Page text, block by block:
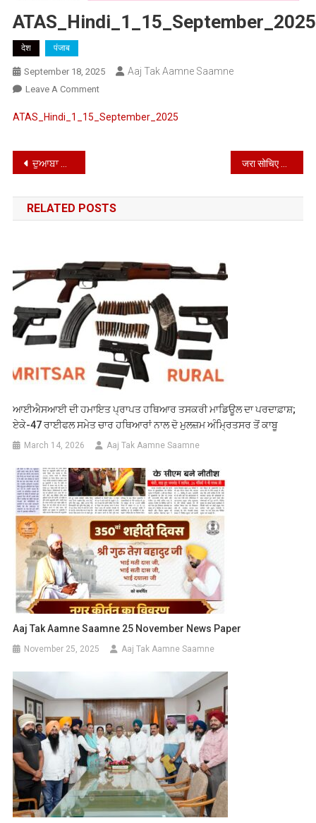
ATAS_Hindi_1_15_September_2025
देश पंजाब
September 18, 2025 Aaj Tak Aamne Saamne
Leave A CommentOn
ATAS_Hindi_1_15_September_2025
Post
navigation
ਦੁਆਬਾ ਖਾਲਸਾ ਸੈਂਟਰ ਦੇ ਖਿਡਾਰੀਆਂ ਨੇ ਬਹੁਤ ਵਧੀਆ ਖੇਡ ਦਾ ਪ੍ਰਦਰਸ਼ਨ ਕੀਤਾ
RELATED POSTS
ਆਈਐਸਆਈ ਦੀ ਹਮਾਇਤ ਪ੍ਰਾਪਤ ਹਥਿਆਰ ਤਸਕਰੀ ਮਾਡਿਊਲ ਦਾ ਪਰਦਾਫ਼ਾਸ਼;
ਏਕੇ-47 ਰਾਈਫਲ ਸਮੇਤ ਚਾਰ ਹਥਿਆਰਾਂ ਨਾਲ ਦੋ ਮੁਲਜ਼ਮ ਅੰਮ੍ਰਿਤਸਰ ਤੋਂ ਕਾਬੂ
March 14, 2026 Aaj Tak Aamne Saamne
Aaj Tak Aamne Saamne 25 November News Paper
November 25, 2025 Aaj Tak Aamne Saamne